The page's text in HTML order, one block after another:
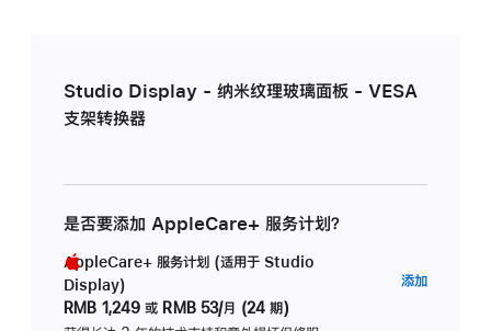
Studio Display - 纳米纹理玻璃面板 - VESA
支架转换器
是否要添加 AppleCare+ 服务计划？
AppleCare+ 服务计划 (适用于 Studio
Display)
RMB 1,249 或 RMB 53/月 (24 期)
添加